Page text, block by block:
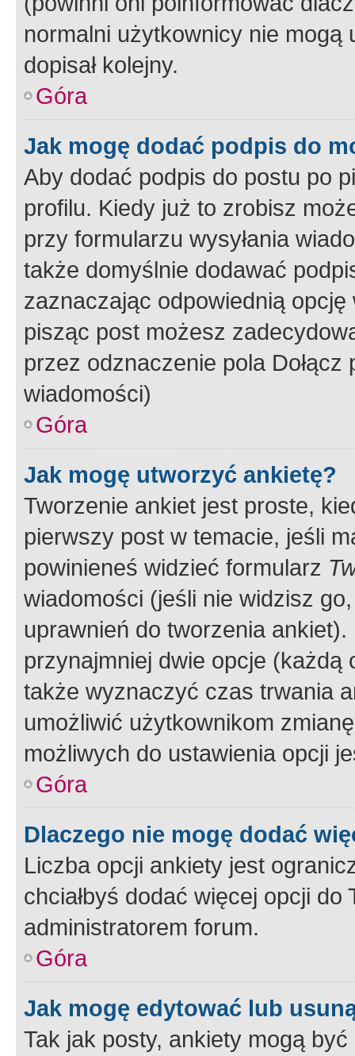
normalni użytkownicy nie
dopisał kolejny.
Góra
Jak mogę dodać podpis do
Aby dodać podpis do postu po
profilu. Kiedy już to zrobisz
przy formularzu wysyłania
także domyślnie dodawać
zaznaczając odpowiednią
pisząc post możesz
przez odznaczenie pola
wiadomości)
Góra
Jak mogę utworzyć ankietę?
Tworzenie ankiet jest proste,
pierwszy post w temacie, jeśli
powinieneś widzieć formularz
wiadomości (jeśli nie widzisz
uprawnień do tworzenia
przynajmniej dwie opcje
także wyznaczyć czas trwania
umożliwić użytkownikom
możliwych do ustawienia opcji
Góra
Dlaczego nie mogę dodać
Liczba opcji ankiety jest
chciałbyś dodać więcej opcji
administratorem forum.
Góra
Jak mogę edytować lub
Tak jak posty, ankiety mogą